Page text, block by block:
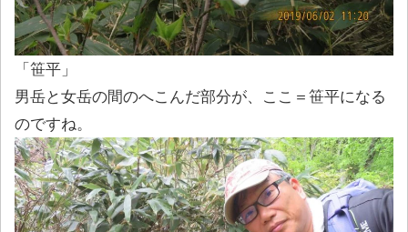
「笹平」
男岳と女岳の間のへこんだ部分が、ここ＝笹平になる
のですね。